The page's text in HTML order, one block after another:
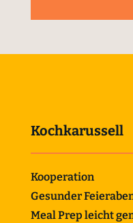
Kochkarussell
Kooperation
Gesunder
Meal Prep leicht